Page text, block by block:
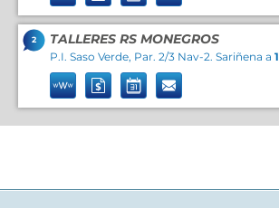
2 TALLERES RS MONEGROS
P.I. Saso Verde, Par. 2/3 Nav-2. Sariñena a